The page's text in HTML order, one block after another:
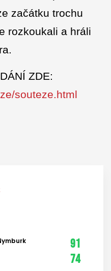
začátku trochu
rozkoukali a hráli
ZDE:
souteze.html
91
74